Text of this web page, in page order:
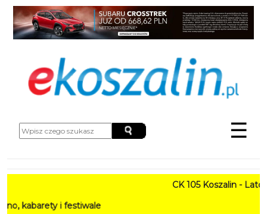
☰
CK 105 Koszalin - Lato w
i festiwale